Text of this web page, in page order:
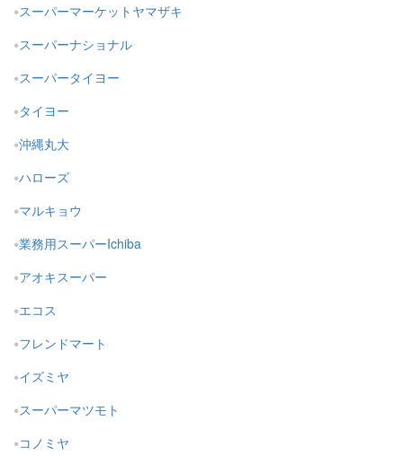
スーパーマーケットヤマザキ
スーパーナショナル
スーパータイヨー
タイヨー
沖縄丸大
ハローズ
マルキョウ
業務用スーパーIchiba
アオキスーパー
エコス
フレンドマート
イズミヤ
スーパーマツモト
コノミヤ